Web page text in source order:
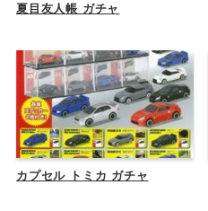
夏目友人帳 ガチャ
カプセル トミカ ガチャ